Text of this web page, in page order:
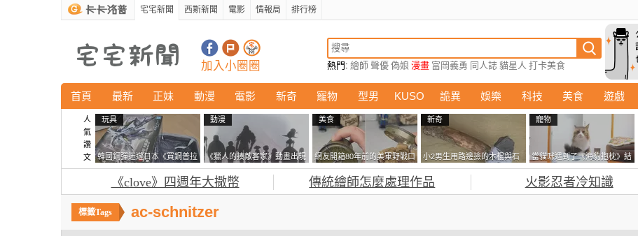
宅宅新聞 西斯新聞 電影 情報局 排行榜
加入小圈圈 熱門: 繪師 聲優 偽娘 漫畫 富岡義勇 同人誌 貓星人 打卡美食
首頁 最新 正妹 動漫 電影 新奇 寵物 型男 KUSO 詭異 娛樂 科技 美食 遊戲
人
氣
讚
文
玩具
韓國鋼彈迷遊日本《買鋼普拉
塞不進行李箱》網友們集思廣
益提供解方了……
動漫
《獵人的揍敵客家》動畫出現
的這個剪影是誰？你是不是忘
記還有這號人物了
美食
網友開箱80年前的美軍野戰口
糧 罐頭本身保存良好，但裡
面的味道...
新奇
小2男生用路邊撿的木棍與石
頭做成了《石斧》馬麻打開書
包嚇一跳怎麼會有這種東
西！？
寵物
當貓咪遇到了《海豹抱枕》結
果玩了10天後，海豹一整個走
鐘笑翻網友
《clove》四週年大撒幣 傳統繪師怎麼處理作品 火影忍者冷知識
ac-schnitzer